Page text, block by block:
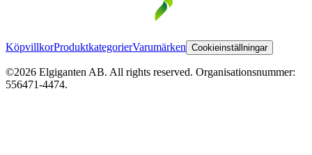
KöpvillkorProduktkategorierVarumärken Cookieinställningar
©2026 Elgiganten AB. All rights reserved. Organisationsnummer:
556471-4474.